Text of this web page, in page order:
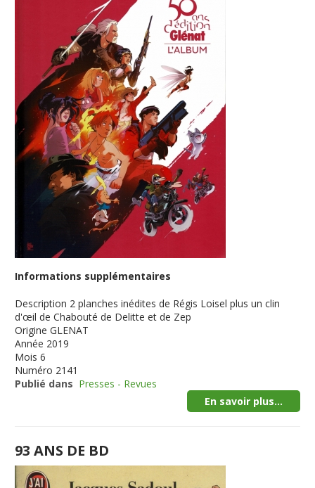
Informations supplémentaires
Description 2 planches inédites de Régis Loisel plus un clin
d'œil de Chabouté de Delitte et de Zep
Origine GLENAT
Année 2019
Mois 6
Numéro 2141
Publié dans Presses - Revues
En savoir plus...
93 ANS DE BD